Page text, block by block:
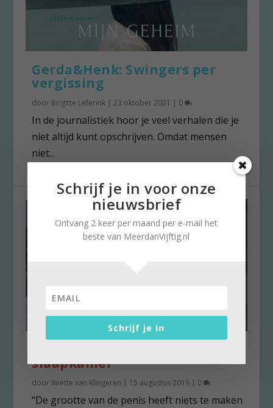
Gerda&Henk: Swingers per
vergissing
door Brigitte Leferink |23 oktober 2021 | 0
In de journalistiek hoor je veel verhalen die je
niet altijd kunt opschrijven. Omdat mensen
niet...
slaapkamer
doorWiette van Klingeren | 15 augustus 2019 | 0
“De grootte van de penis heeft niets te maken
Schrijf je in voor onze
nieuwsbrief
Ontvang 2 keer per maand per e-mail het
beste van MeerdanVijftig.nl
Schrijf je in